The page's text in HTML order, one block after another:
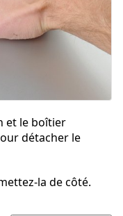
et le boîtier
détacher le
la de côté.